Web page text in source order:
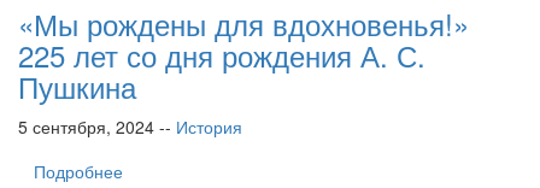
«Мы рождены для вдохновенья!»
225 лет со дня рождения А. С.
Пушкина
5 сентября, 2024 -- История
Подробнее